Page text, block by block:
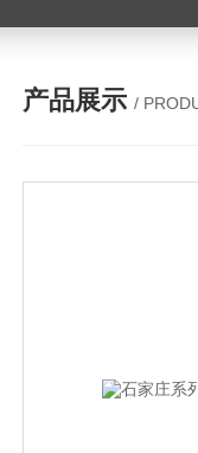
产品展示 /